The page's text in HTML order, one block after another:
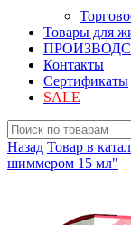
Товары для
Контакты
Сертификаты
SALE
Назад Товар в
шиммером 15 мл"